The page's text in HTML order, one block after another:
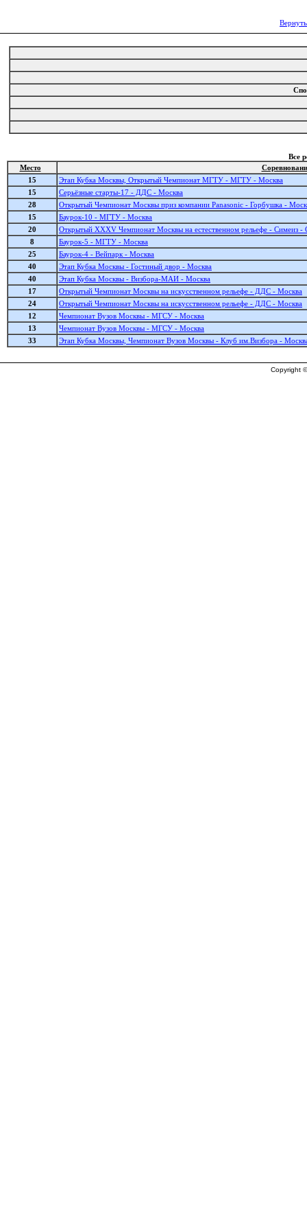
Все
Место
15
Этап Кубка Москвы, Открытый Чемпионат МГТУ - МГТУ - Москва
15
Серьёзные старты-17 - ДДС - Москва
28
Открытый Чемпионат Москвы приз компании Panasonic - Горбушка -
15
Баурок-10 - МГТУ - Москва
20
Открытый XXXV Чемпионат Москвы на естественном рельефе - Симеиз -
8
Баурок-5 - МГТУ - Москва
25
Баурок-4 - Вейпарк - Москва
40
Этап Кубка Москвы - Гостиный двор - Москва
40
Этап Кубка Москвы - Визбора-МАИ - Москва
17
Открытый Чемпионат Москвы на искусственном рельефе - ДДС - Москва
24
Открытый Чемпионат Москвы на искусственном рельефе - ДДС - Москва
12
Чемпионат Вузов Москвы - МГСУ - Москва
13
Чемпионат Вузов Москвы - МГСУ - Москва
33
Этап Кубка Москвы, Чемпионат Вузов Москвы - Клуб им.Визбора -
Copyright